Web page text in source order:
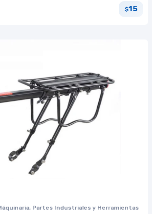
$15
Partes Industriales y Herramientas